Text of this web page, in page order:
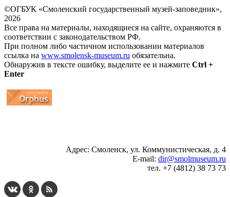
©ОГБУК «Смоленский государственный музей-заповедник»,
2026
Все права на материалы, находящиеся на сайте, охраняются в
соответствии с законодательством РФ.
При полном либо частичном использовании материалов
ссылка на www.smolensk-museum.ru обязательна.
Обнаружив в тексте ошибку, выделите ее и нажмите Ctrl +
Enter
Адрес: Смоленск, ул. Коммунистическая, д. 4
E-mail: dir@smolmuseum.ru
тел. +7 (4812) 38 73 73